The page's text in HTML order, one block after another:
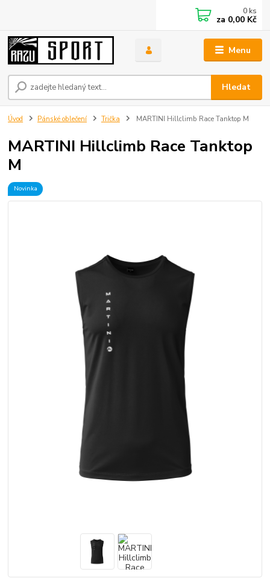
Menu
Hledat
0 ks
za 0,00 Kč
Úvod Pánské oblečení Trička MARTINI Hillclimb Race Tanktop M
MARTINI Hillclimb Race Tanktop
M
Novinka